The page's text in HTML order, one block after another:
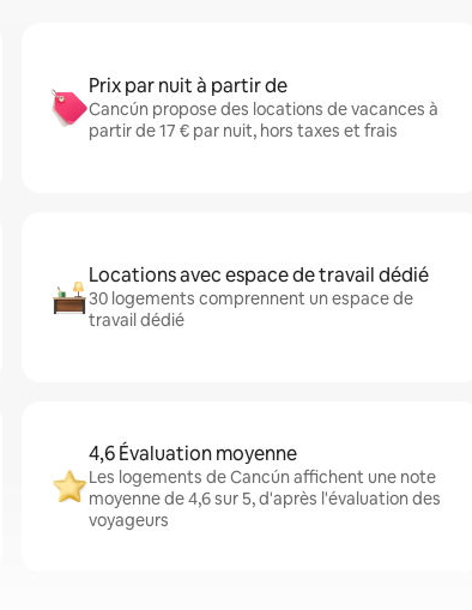
Prix par nuit à partir de
Cancún propose des locations de vacances à
partir de 17 € par nuit, hors taxes et frais
Locations avec espace de travail dédié
30 logements comprennent un espace de
travail dédié
4,6 Évaluation moyenne
Les logements de Cancún affichent une note
moyenne de 4,6 sur 5, d'après l'évaluation des
voyageurs